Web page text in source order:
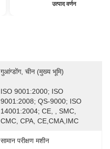
उत्पाद वर्णन
गुआंग्डोंग, चीन (मुख्य भूमि)
ISO 9001:2000; ISO
9001:2008; QS-9000; ISO
14001:2004; CE, , SMC,
CMC, CPA, CE,CMA,IMC
सामान परीक्षण मशीन